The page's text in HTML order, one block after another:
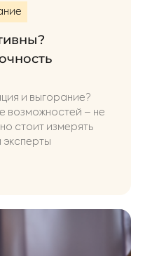
и выгорание?
возможностей – не
стоит измерять